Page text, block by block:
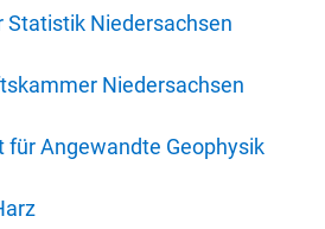
Statistik Niedersachsen
Niedersachsen
für Angewandte Geophysik